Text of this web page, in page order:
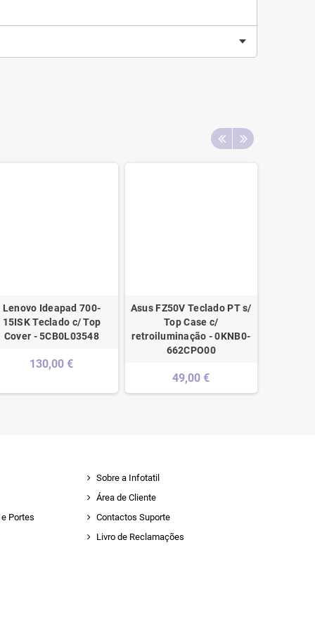
Lenovo Ideapad 700-
15ISK Teclado c/ Top
Cover - 5CB0L03548
130,00 €
Asus FZ50V Teclado PT s/
Top Case c/
retroiluminação - 0KNB0-
662CPO00
49,00 €
Portes
Sobre a Infotatil
Área de Cliente
Contactos Suporte
Livro de Reclamações